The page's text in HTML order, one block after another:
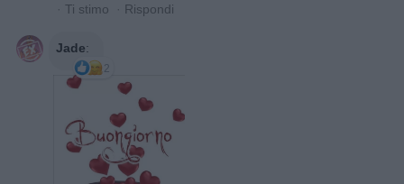
· Ti stimo · Rispondi
Jade:
2